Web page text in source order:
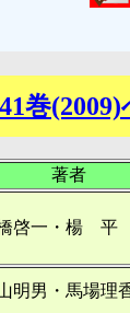
巻(2009)
著者
啓一・楊 平
明男・馬場理